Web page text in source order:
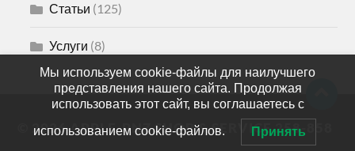
Статьи (125)
Услуги (8)
© 2026APPLE-PNZ SHOP & SERVICE 258-858
Мы используем cookie-файлы для наилучшего
представления нашего сайта. Продолжая
использовать этот сайт, вы соглашаетесь с
использованием cookie-файлов. Принять